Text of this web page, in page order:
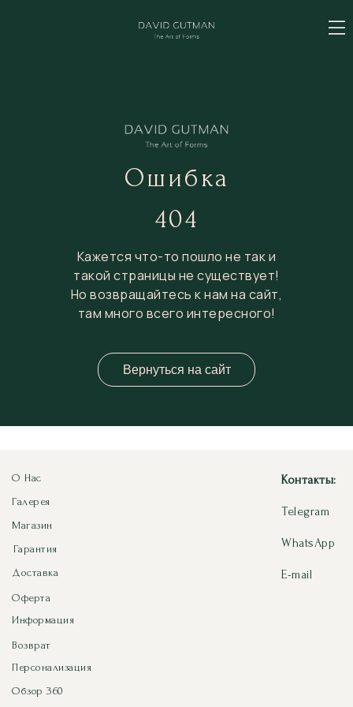
Ошибка
404
Кажется что-то пошло не так и
такой страницы не существует!
Но возвращайтесь к нам на сайт,
там много всего интересного!
Вернуться на сайт
О Нас
Галерея
Магазин
Гарантия
Доставка
Оферта
Информация
Возврат
Обзор 360
Персонализация
Контакты:
Telegram
WhatsApp
E-mail